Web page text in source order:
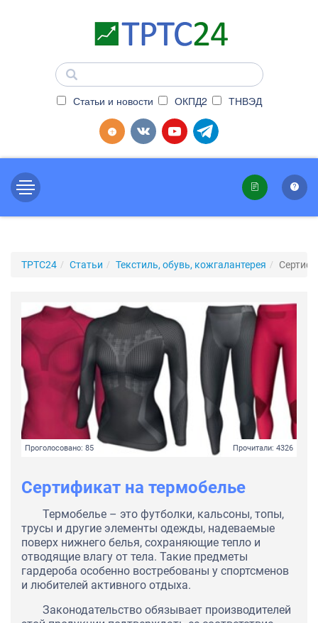
Статьи и новости ОКПД2 ТНВЭД
ТРТС24 Статьи Текстиль, обувь, кожгалантерея
Проголосовано: 85 Прочитали: 4326
Сертификат на термобелье
Термобелье – это футболки, кальсоны, топы,
трусы и другие элементы одежды, надеваемые
поверх нижнего белья, сохраняющие тепло и
отводящие влагу от тела. Такие предметы
гардероба особенно востребованы у спортсменов
и любителей активного отдыха.
Законодательство обязывает производителей